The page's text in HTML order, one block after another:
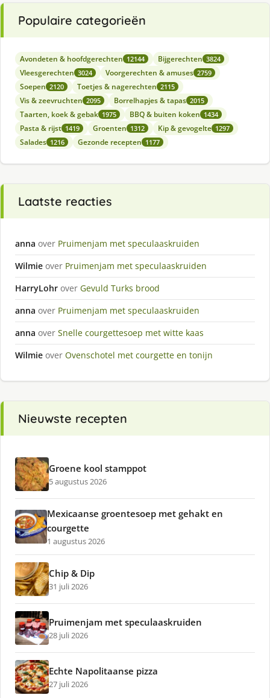
Populaire categorieën
Avondeten & hoofdgerechten 12144 Bijgerechten 3824
Vleesgerechten 3024 Voorgerechten & amuses 2759
Soepen 2120 Toetjes & nagerechten 2115
Vis & zeevruchten 2095 Borrelhapjes & tapas 2015
Taarten, koek & gebak 1975 BBQ & buiten koken 1434
Pasta & rijst 1419 Groenten 1312 Kip & gevogelte 1297
Salades 1216 Gezonde recepten 1177
Laatste reacties
anna over Pruimenjam met speculaaskruiden
Wilmie over Pruimenjam met speculaaskruiden
HarryLohr over Gevuld Turks brood
anna over Pruimenjam met speculaaskruiden
anna over Snelle courgettesoep met witte kaas
Wilmie over Ovenschotel met courgette en tonijn
Nieuwste recepten
Groene kool stamppot
5 augustus 2026
Mexicaanse groentesoep met gehakt en
courgette
1 augustus 2026
Chip & Dip
31 juli 2026
Pruimenjam met speculaaskruiden
28 juli 2026
Echte Napolitaanse pizza
27 juli 2026